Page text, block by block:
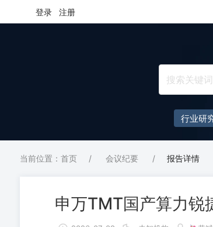
登录 注册
行业研
当前位置：首页 / 会议纪要 / 报告详情
申万TMT国产算力锐